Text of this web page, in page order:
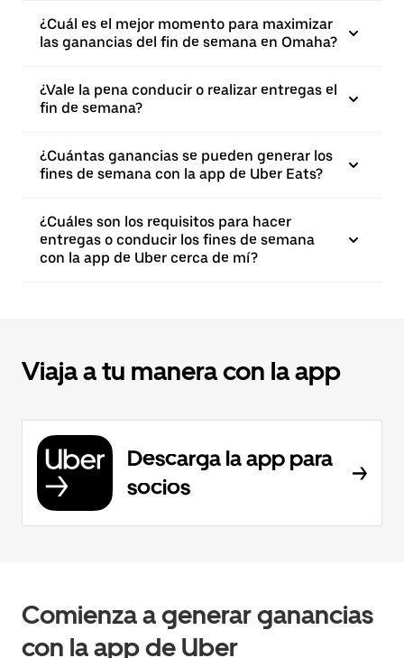
¿Cuál es el mejor momento para maximizar
las ganancias del fin de semana en Omaha?
¿Vale la pena conducir o realizar entregas el
fin de semana?
¿Cuántas ganancias se pueden generar los
fines de semana con la app de Uber Eats?
¿Cuáles son los requisitos para hacer
entregas o conducir los fines de semana
con la app de Uber cerca de mí?
Viaja a tu manera con la app
Descarga la app para
socios
Comienza a generar ganancias
con la app de Uber